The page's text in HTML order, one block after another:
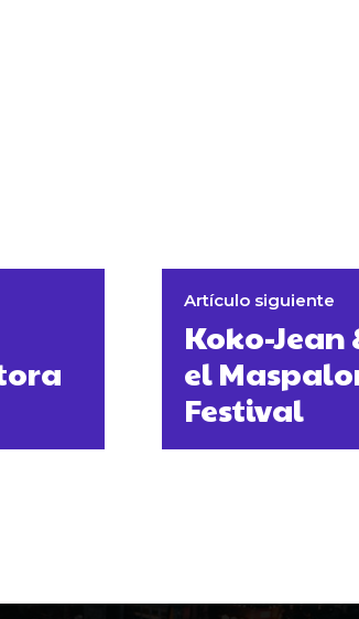
Artículo siguiente
Koko-Jean
el
Festival